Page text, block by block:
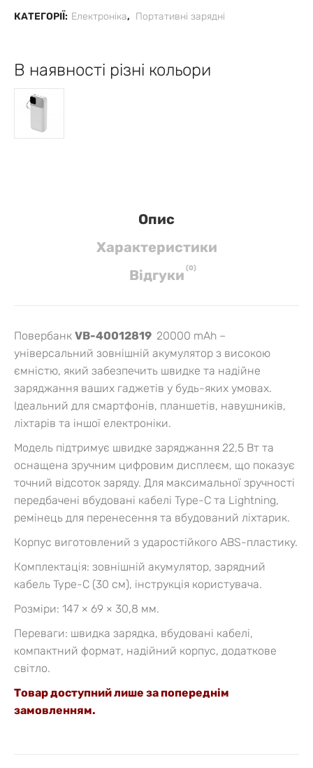
КАТЕГОРІЇ: Електроніка, Портативні зарядні
В наявності різні кольори
Опис
Характеристики
Вiдгуки (0)
Повербанк VB-40012819 20000 mAh –
універсальний зовнішній акумулятор з високою
ємністю, який забезпечить швидке та надійне
заряджання ваших гаджетів у будь-яких умовах.
Ідеальний для смартфонів, планшетів, навушників,
ліхтарів та іншої електроніки.
Модель підтримує швидке заряджання 22,5 Вт та
оснащена зручним цифровим дисплеєм, що показує
точний відсоток заряду. Для максимальної зручності
передбачені вбудовані кабелі Type-C та Lightning,
ремінець для перенесення та вбудований ліхтарик.
Корпус виготовлений з ударостійкого ABS-пластику.
Комплектація: зовнішній акумулятор, зарядний
кабель Type-C (30 см), інструкція користувача.
Розміри: 147 × 69 × 30,8 мм.
Переваги: швидка зарядка, вбудовані кабелі,
компактний формат, надійний корпус, додаткове
світло.
Товар доступний лише за попереднім
замовленням.